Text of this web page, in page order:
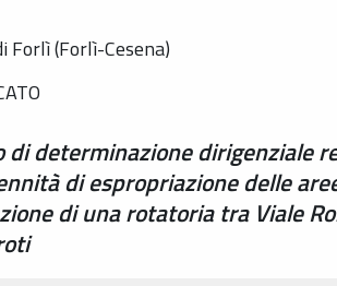
Forlì (Forlì-Cesena)
di determinazione dirigenziale
di espropriazione delle
di una rotatoria tra Viale